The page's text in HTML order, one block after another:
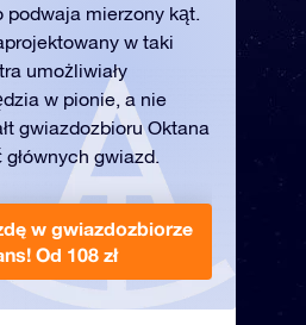
podwaja mierzony kąt.
w taki
umożliwiały
w pionie, a nie
gwiazdozbioru Oktana
gwiazd.
w gwiazdozbiorze
Od 108 zł